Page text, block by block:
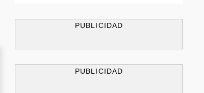
PUBLICIDAD
PUBLICIDAD